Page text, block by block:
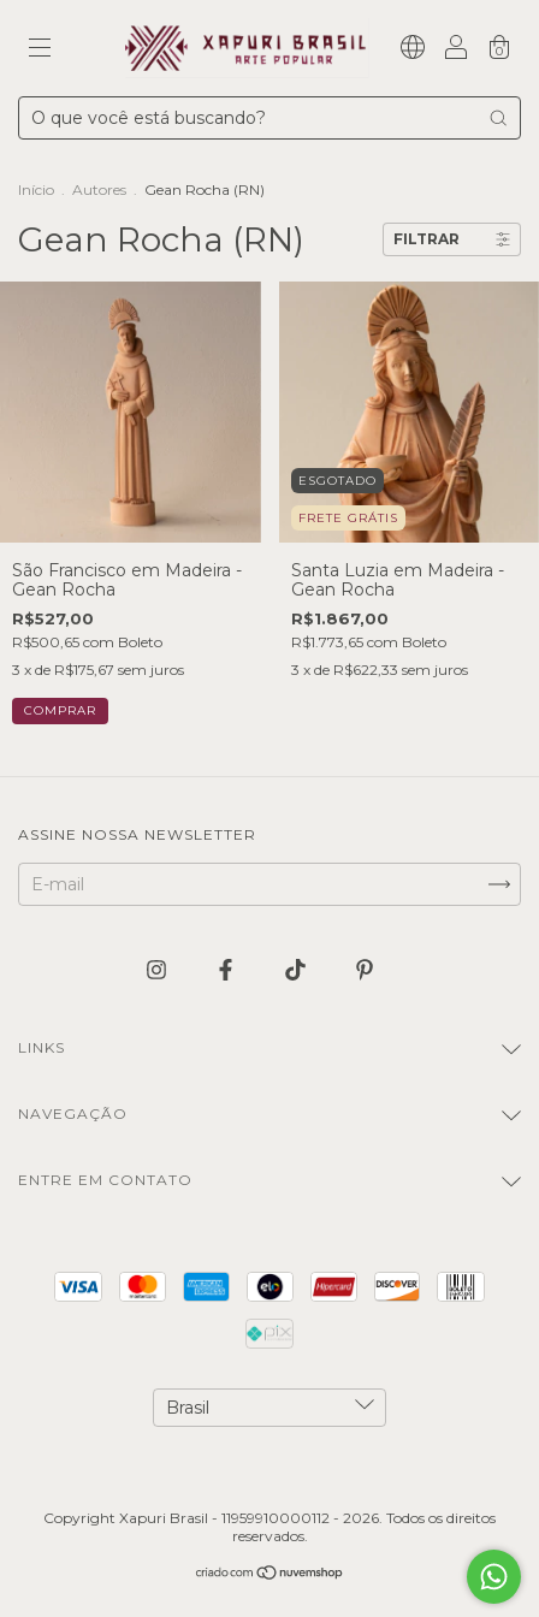
0
Início . Autores . Gean Rocha (RN)
Gean Rocha (RN) FILTRAR
São Francisco em Madeira -
Gean Rocha
R$527,00
R$500,65 com Boleto
3 x de R$175,67 sem juros
ESGOTADO
FRETE GRÁTIS
Santa Luzia em Madeira -
Gean Rocha
R$1.867,00
R$1.773,65 com Boleto
3 x de R$622,33 sem juros
ASSINE NOSSA NEWSLETTER
LINKS
NAVEGAÇÃO
ENTRE EM CONTATO
Copyright Xapuri Brasil - 11959910000112 - 2026. Todos os direitos
reservados.